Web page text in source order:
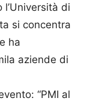
di
si concentra
ha
aziende di
“PMI al